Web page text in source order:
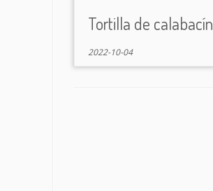
Tortilla de calabacín
2022-10-04